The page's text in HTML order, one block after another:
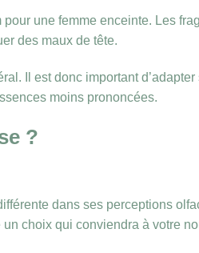
une femme enceinte. Les
des maux de tête.
Il est donc important d’adapter
moins prononcées.
?
dans ses perceptions
choix qui conviendra à votre